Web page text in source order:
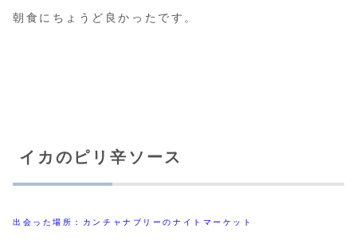
朝食にちょうど良かったです。
イカのピリ辛ソース
出会った場所：カンチャナブリーのナイトマーケット